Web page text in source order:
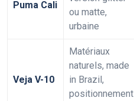
Puma Cali
ou matte,
urbaine
Veja V-10
Matériaux
naturels, made
in Brazil,
positionnement